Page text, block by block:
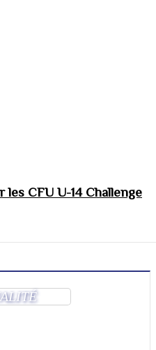
CFU U-14 Challenge